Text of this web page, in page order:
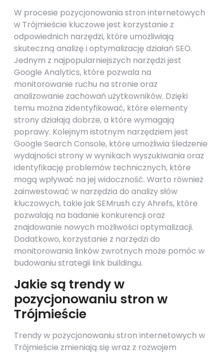
W procesie pozycjonowania stron internetowych
w Trójmieście kluczowe jest korzystanie z
odpowiednich narzędzi, które umożliwiają
skuteczną analizę i optymalizację działań SEO.
Jednym z najpopularniejszych narzędzi jest
Google Analytics, które pozwala na
monitorowanie ruchu na stronie oraz
analizowanie zachowań użytkowników. Dzięki
temu można zidentyfikować, które elementy
strony działają dobrze, a które wymagają
poprawy. Kolejnym istotnym narzędziem jest
Google Search Console, które umożliwia śledzenie
wydajności strony w wynikach wyszukiwania oraz
identyfikację problemów technicznych, które
mogą wpływać na jej widoczność. Warto również
zainwestować w narzędzia do analizy słów
kluczowych, takie jak SEMrush czy Ahrefs, które
pozwalają na badanie konkurencji oraz
znajdowanie nowych możliwości optymalizacji.
Dodatkowo, korzystanie z narzędzi do
monitorowania linków zwrotnych może pomóc w
budowaniu strategii link buildingu.
Jakie są trendy w
pozycjonowaniu stron w
Trójmieście
Trendy w pozycjonowaniu stron internetowych w
Trójmieście zmieniają się wraz z rozwojem